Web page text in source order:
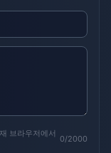
브라우저에서
0/2000